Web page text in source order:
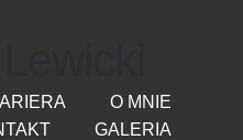
O MNIE
GALERIA